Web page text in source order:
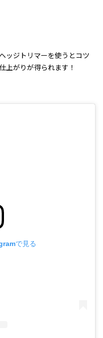
ッジトリマーを使うとコツ
上がりが得られます！
で見る